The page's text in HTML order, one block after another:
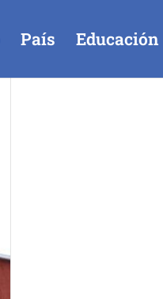
País Educación